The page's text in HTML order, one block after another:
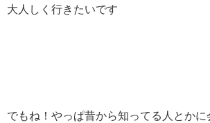
大人しく行きたいです
でもね！やっぱ昔から知ってる人とかに